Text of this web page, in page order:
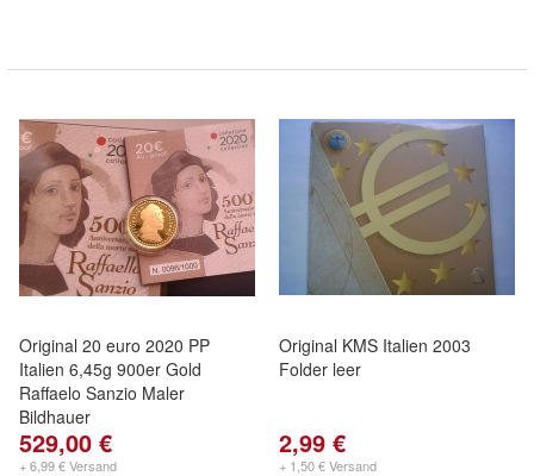
Original 20 euro 2020 PP
Italien 6,45g 900er Gold
Raffaelo Sanzio Maler
Bildhauer
529,00 €
+ 6,99 € Versand
Original KMS Italien 2003
Folder leer
2,99 €
+ 1,50 € Versand